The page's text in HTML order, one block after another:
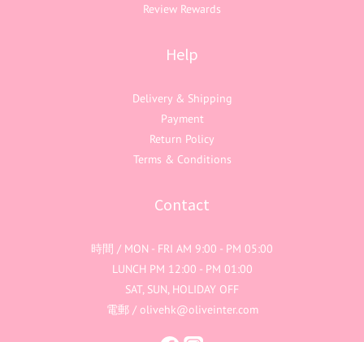
Review Rewards
Help
Delivery & Shipping
Payment
Return Policy
Terms & Conditions
Contact
時間 / MON - FRI AM 9:00 - PM 05:00
LUNCH PM 12:00 - PM 01:00
SAT, SUN, HOLIDAY OFF
電郵 / olivehk@oliveinter.com